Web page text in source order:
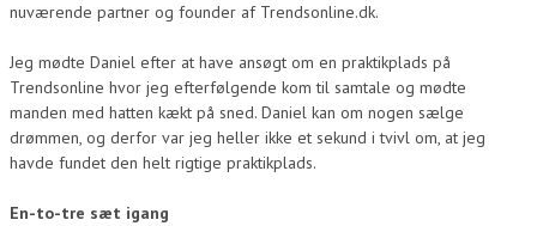
nuværende partner og founder af Trendsonline.dk.
Jeg mødte Daniel efter at have ansøgt om en praktikplads på
Trendsonline hvor jeg efterfølgende kom til samtale og mødte
manden med hatten kækt på sned. Daniel kan om nogen sælge
drømmen, og derfor var jeg heller ikke et sekund i tvivl om, at jeg
havde fundet den helt rigtige praktikplads.
En-to-tre sæt igang